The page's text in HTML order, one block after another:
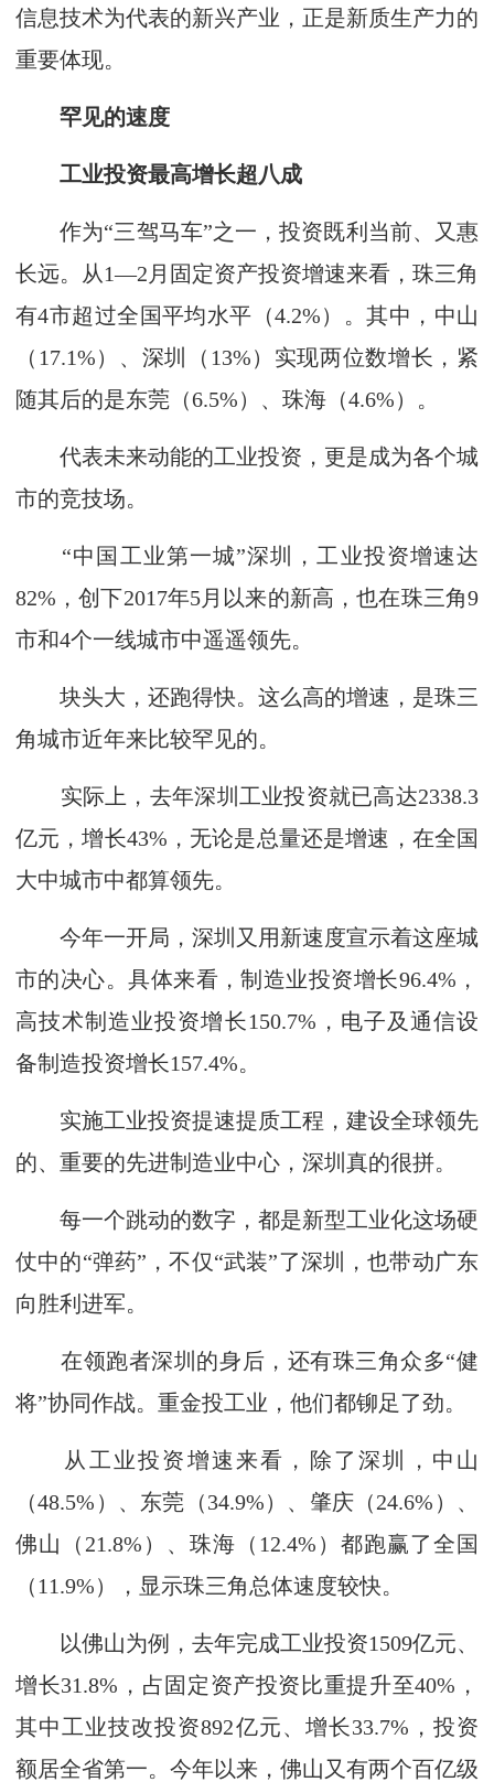
信息技术为代表的新兴产业，正是新质生产力的
重要体现。
罕见的速度
工业投资最高增长超八成
作为“三驾马车”之一，投资既利当前、又惠
长远。从1—2月固定资产投资增速来看，珠三角
有4市超过全国平均水平（4.2%）。其中，中山
（17.1%）、深圳（13%）实现两位数增长，紧
随其后的是东莞（6.5%）、珠海（4.6%）。
代表未来动能的工业投资，更是成为各个城
市的竞技场。
“中国工业第一城”深圳，工业投资增速达
82%，创下2017年5月以来的新高，也在珠三角9
市和4个一线城市中遥遥领先。
块头大，还跑得快。这么高的增速，是珠三
角城市近年来比较罕见的。
实际上，去年深圳工业投资就已高达2338.3
亿元，增长43%，无论是总量还是增速，在全国
大中城市中都算领先。
今年一开局，深圳又用新速度宣示着这座城
市的决心。具体来看，制造业投资增长96.4%，
高技术制造业投资增长150.7%，电子及通信设
备制造投资增长157.4%。
实施工业投资提速提质工程，建设全球领先
的、重要的先进制造业中心，深圳真的很拼。
每一个跳动的数字，都是新型工业化这场硬
仗中的“弹药”，不仅“武装”了深圳，也带动广东
向胜利进军。
在领跑者深圳的身后，还有珠三角众多“健
将”协同作战。重金投工业，他们都铆足了劲。
从工业投资增速来看，除了深圳，中山
（48.5%）、东莞（34.9%）、肇庆（24.6%）、
佛山（21.8%）、珠海（12.4%）都跑赢了全国
（11.9%），显示珠三角总体速度较快。
以佛山为例，去年完成工业投资1509亿元、
增长31.8%，占固定资产投资比重提升至40%，
其中工业技改投资892亿元、增长33.7%，投资
额居全省第一。今年以来，佛山又有两个百亿级